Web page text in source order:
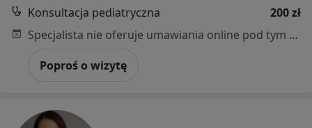
Konsultacja pediatryczna
200 zł
Specjalista nie oferuje umawiania online pod tym adresem.
Poproś o wizytę